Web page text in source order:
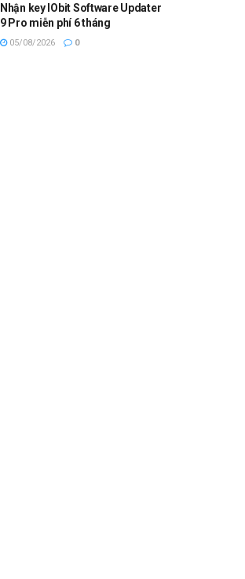
Nhận key IObit Software Updater
9 Pro miễn phí 6 tháng
05/08/2026 0